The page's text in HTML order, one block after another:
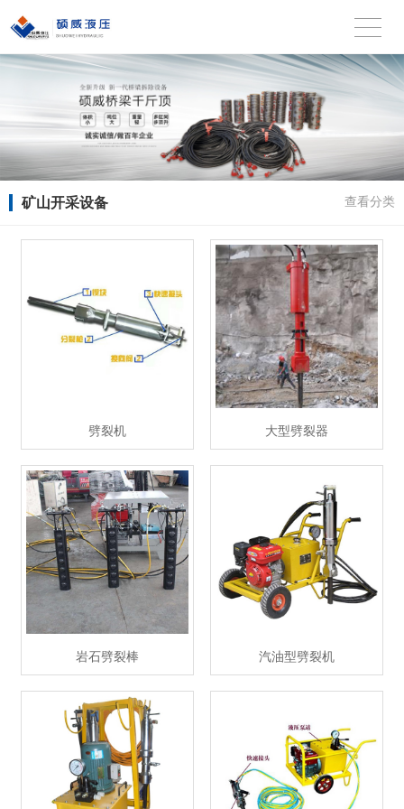
矿山开采设备 查看分类
劈裂机 大型劈裂器
岩石劈裂棒 汽油型劈裂机